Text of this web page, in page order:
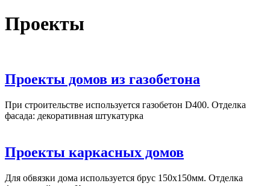
Проекты
Проекты домов из газобетона
При строительстве используется газобетон D400. Отделка
фасада: декоративная штукатурка
Проекты каркасных домов
Для обвязки дома используется брус 150х150мм. Отделка